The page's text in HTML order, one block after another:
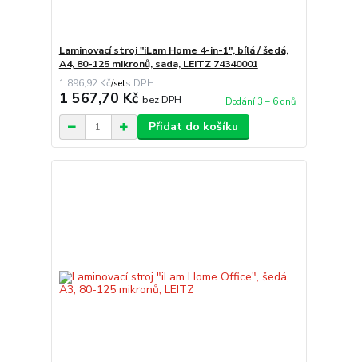
Laminovací stroj "iLam Home 4-in-1", bílá / šedá,
A4, 80-125 mikronů, sada, LEITZ 74340001
1 896,92 Kč/set
1 567,70 Kč bez DPH Dodání 3 – 6 dnů
Přidat do košíku